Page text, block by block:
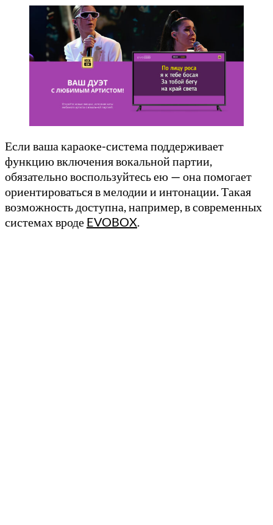
Если ваша караоке-система поддерживает
функцию включения вокальной партии,
обязательно воспользуйтесь ею — она помогает
ориентироваться в мелодии и интонации. Такая
возможность доступна, например, в современных
системах вроде EVOBOX.